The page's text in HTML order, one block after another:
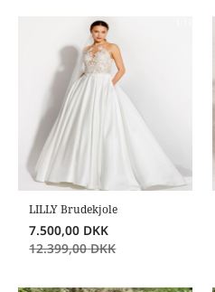
LILLY Brudekjole
7.500,00 DKK
12.399,00 DKK